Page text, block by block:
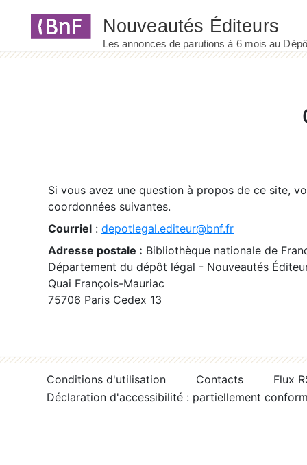
Si vous avez une question à propos de ce site,
coordonnées suivantes.
Courriel : depotlegal.editeur@bnf.fr
Adresse postale : Bibliothèque nationale de
Département du dépôt légal - Nouveautés
Quai François-Mauriac
75706 Paris Cedex 13
Conditions d'utilisation Contacts
Flux
Déclaration d'accessibilité : partiellement